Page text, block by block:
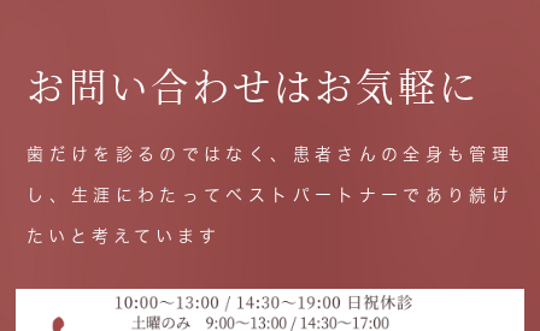
お問い合わせはお気軽に
歯だけを診るのではなく、患者さんの全身も管理
し、生涯にわたってベストパートナーであり続け
たいと考えています